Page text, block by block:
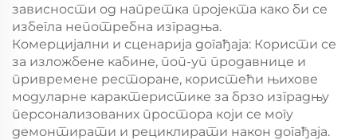
зависности од напретка пројекта како би се
избегла непотребна изградња.
Комерцијални и сценарија догађаја: Користи се
за изложбене кабине, поп-уп продавнице и
привремене ресторане, користећи њихове
модуларне карактеристике за брзо изградњу
персонализованих простора који се могу
демонтирати и рециклирати након догађаја.